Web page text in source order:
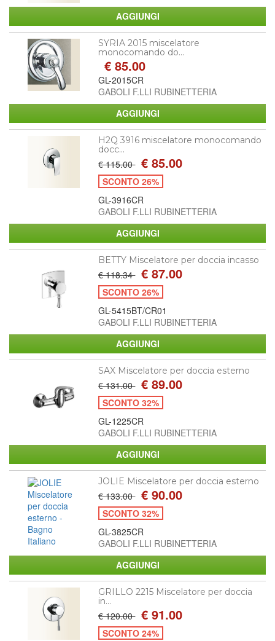
SYRIA 2015 miscelatore
monocomando do...
€ 85.00
GL-2015CR
GABOLI F.LLI RUBINETTERIA
H2Q 3916 miscelatore monocomando
docc...
€ 115.00 € 85.00
SCONTO 26%
GL-3916CR
GABOLI F.LLI RUBINETTERIA
BETTY Miscelatore per doccia incasso
€ 118.34 € 87.00
SCONTO 26%
GL-5415BT/CR01
GABOLI F.LLI RUBINETTERIA
SAX Miscelatore per doccia esterno
€ 131.00 € 89.00
SCONTO 32%
GL-1225CR
GABOLI F.LLI RUBINETTERIA
JOLIE Miscelatore per doccia esterno
€ 133.00 € 90.00
SCONTO 32%
GL-3825CR
GABOLI F.LLI RUBINETTERIA
GRILLO 2215 Miscelatore per doccia
in...
€ 120.00 € 91.00
SCONTO 24%